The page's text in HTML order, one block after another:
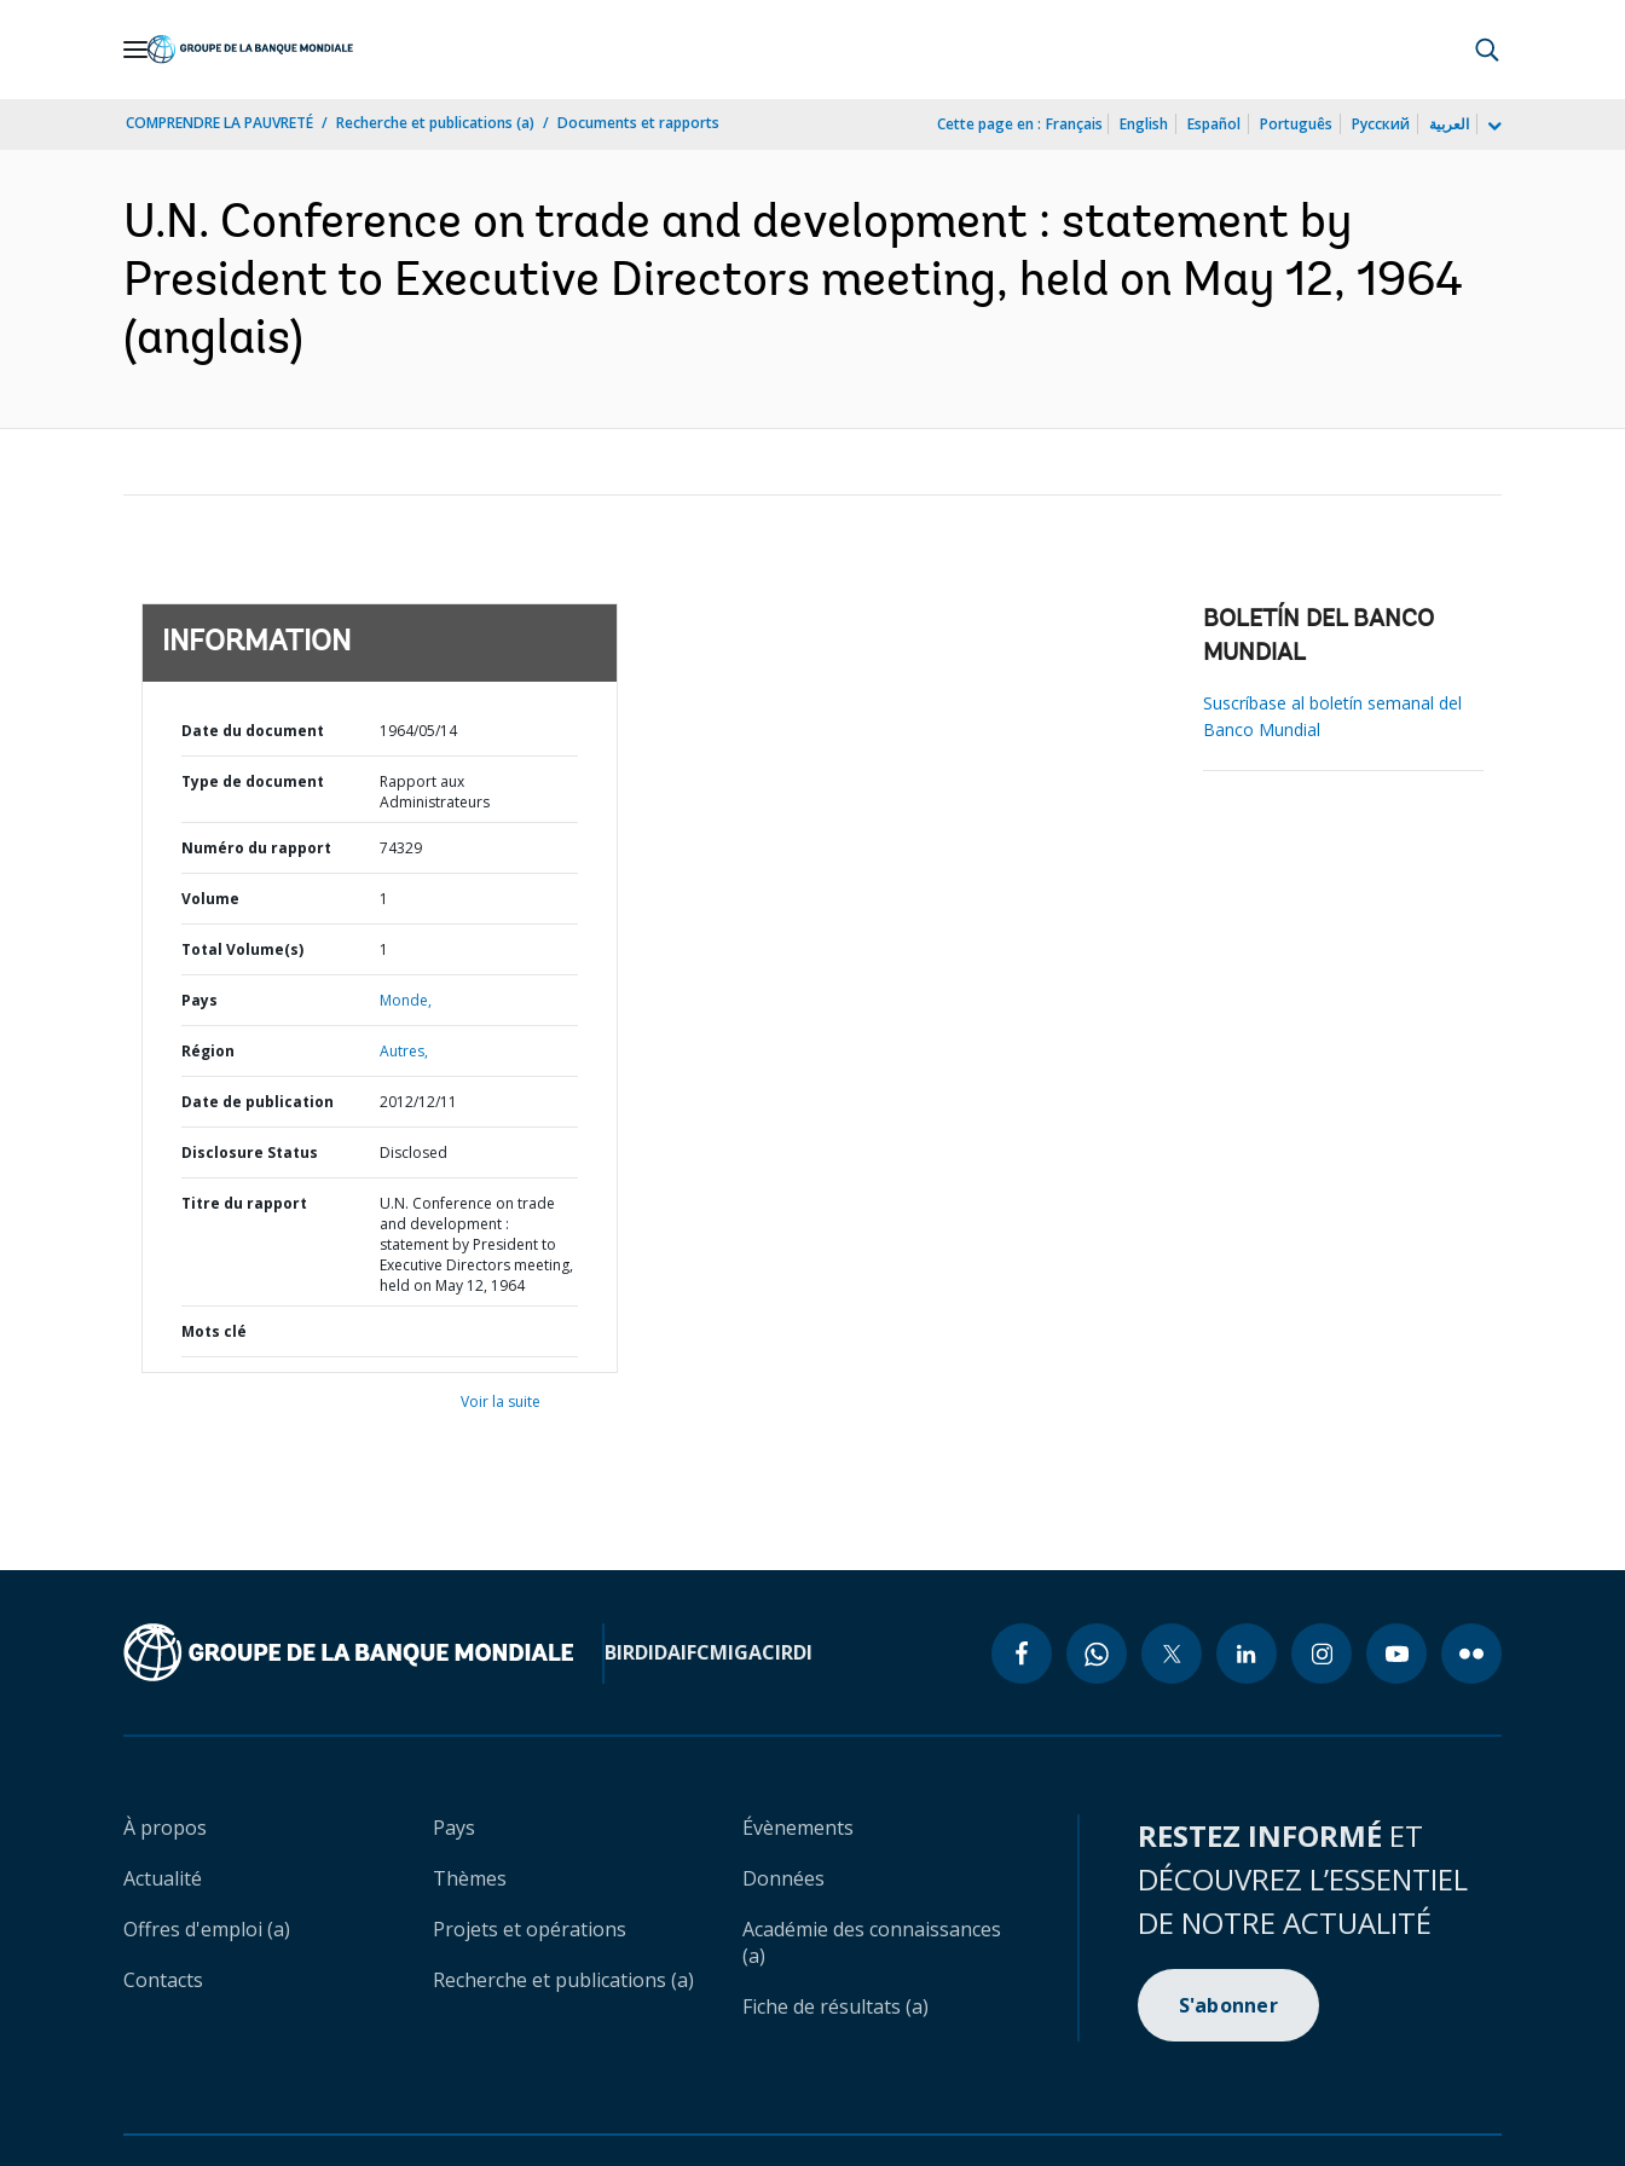
COMPRENDRE LA PAUVRETÉ Recherche et publications (a) Documents et rapports Cette page en : Français English Español Português Русский العربية
U.N. Conference on trade and development : statement by
President to Executive Directors meeting, held on May 12, 1964
(anglais)
INFORMATION
Date du document 1964/05/14
Type de document
Rapport aux
Administrateurs
Numéro du rapport 74329
Volume 1
Total Volume(s) 1
Pays Monde,
Région Autres,
Date de publication 2012/12/11
Disclosure Status Disclosed
Titre du rapport
U.N. Conference on trade
and development :
statement by President to
Executive Directors meeting,
held on May 12, 1964
Mots clé
Voir la suite
BOLETÍN DEL BANCO
MUNDIAL
Suscríbase al boletín semanal del
Banco Mundial
BIRDIDAIFCMIGACIRDI
À propos
Actualité
Offres d'emploi (a)
Contacts
Pays
Thèmes
Projets et opérations
Recherche et publications (a)
Évènements
Données
Académie des connaissances
(a)
Fiche de résultats (a)
RESTEZ INFORMÉ ET
DÉCOUVREZ L’ESSENTIEL
DE NOTRE ACTUALITÉ
S'abonner